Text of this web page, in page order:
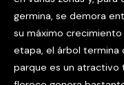
germina, se demora
su máximo
etapa, el árbol termina
parque es un atractivo